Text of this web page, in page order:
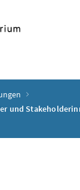
und